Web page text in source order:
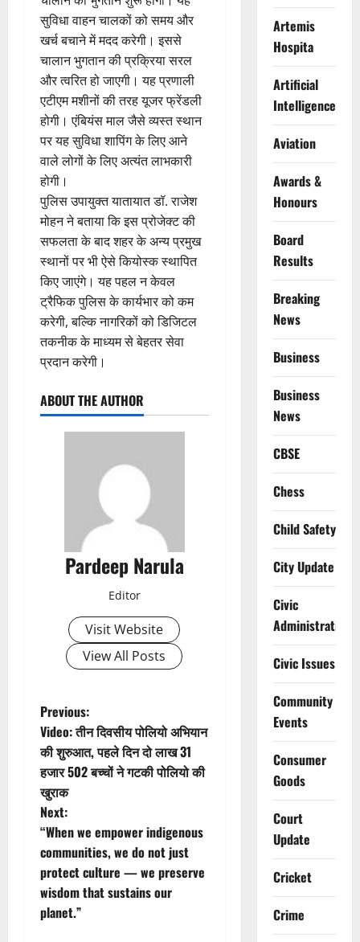
सुविधा वाहन चालकों को समय और
खर्च बचाने में मदद करेगी। इससे
चालान भुगतान की प्रक्रिया सरल
और त्वरित हो जाएगी। यह प्रणाली
एटीएम मशीनों की तरह यूजर फ्रेंडली
होगी। एंबियंस माल जैसे व्यस्त स्थान
पर यह सुविधा शापिंग के लिए आने
वाले लोगों के लिए अत्यंत लाभकारी
होगी।
पुलिस उपायुक्त यातायात डॉ. राजेश
मोहन ने बताया कि इस प्रोजेक्ट की
सफलता के बाद शहर के अन्य प्रमुख
स्थानों पर भी ऐसे कियोस्क स्थापित
किए जाएंगे। यह पहल न केवल
ट्रैफिक पुलिस के कार्यभार को कम
करेगी, बल्कि नागरिकों को डिजिटल
तकनीक के माध्यम से बेहतर सेवा
प्रदान करेगी।
ABOUT THE AUTHOR
Pardeep Narula
Editor
Visit Website
View All Posts
P
o
s
t
n
a
v
Previous:
Video: तीन दिवसीय पोलियो अभियान
की शुरुआत, पहले दिन दो लाख 31
हजार 502 बच्चों ने गटकी पोलियो की
खुराक
Next:
“When we empower indigenous
communities, we do not just
protect culture — we preserve
wisdom that sustains our
planet.”
Artemis
Hospita
Artificial
Intelligence
Aviation
Awards &
Honours
Board
Results
Breaking
News
Business
Business
News
CBSE
Chess
Child Safety
City Update
Civic
Administration
Civic Issues
Community
Events
Consumer
Goods
Court
Update
Cricket
Crime